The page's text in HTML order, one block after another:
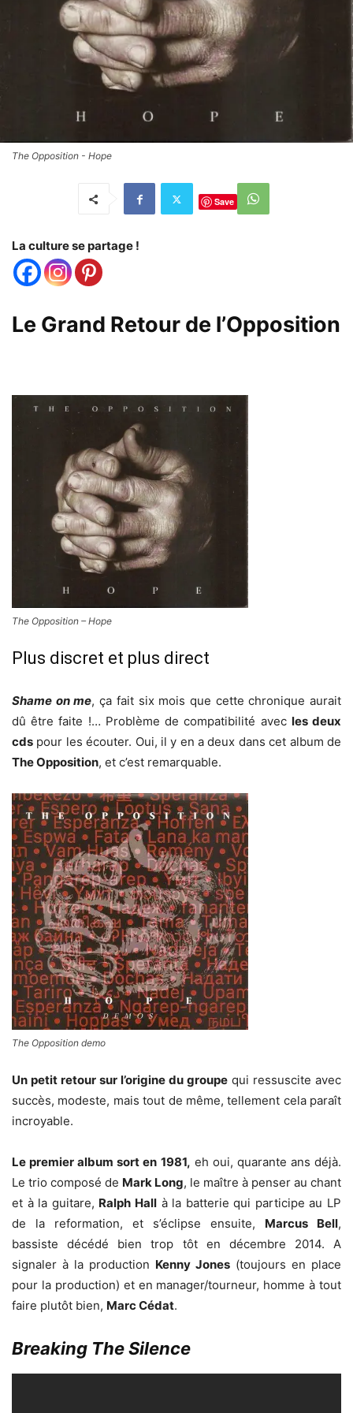
The Opposition - Hope
Save
La culture se partage !
Le Grand Retour de l’Opposition
The Opposition – Hope
Plus discret et plus direct
Shame on me, ça fait six mois que cette chronique aurait
dû être faite !… Problème de compatibilité avec les deux
cds pour les écouter. Oui, il y en a deux dans cet album de
The Opposition, et c’est remarquable.
The Opposition demo
Un petit retour sur l’origine du groupe qui ressuscite avec
succès, modeste, mais tout de même, tellement cela paraît
incroyable.
Le premier album sort en 1981, eh oui, quarante ans déjà.
Le trio composé de Mark Long, le maître à penser au chant
et à la guitare, Ralph Hallà la batterie qui participe au LP
de la reformation, et s’éclipse ensuite, Marcus Bell,
bassiste décédé bien trop tôt en décembre 2014. A
signaler à la production Kenny Jones (toujours en place
pour la production) et en manager/tourneur, homme à tout
faire plutôt bien, Marc Cédat.
Breaking The Silence